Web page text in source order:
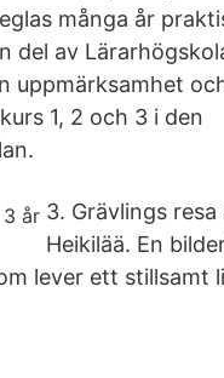
många år
del av
uppmärksamhet
1, 2 och 3 i den
3. Grävlings resa
Heikilää. En
lever ett stillsamt